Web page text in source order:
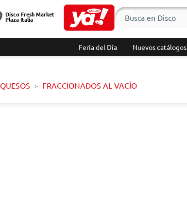
Disco Fresh Market
Plaza Italia
Feria del Día Nuevos catálogos
QUESOS FRACCIONADOS AL VACÍO